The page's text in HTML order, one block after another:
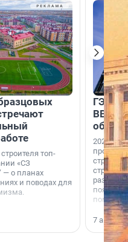
топ-
«СЗ
— о планах
и поводах для
ГЭС,
ВВП: в
об
2026-й —
раз. В
7